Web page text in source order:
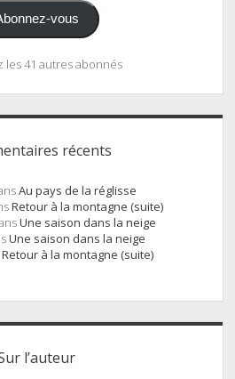
vous
les 41 autres abonnés
récents
Au pays de la réglisse
Retour à la montagne (suite)
Une saison dans la neige
Une saison dans la neige
Retour à la montagne (suite)
l’auteur